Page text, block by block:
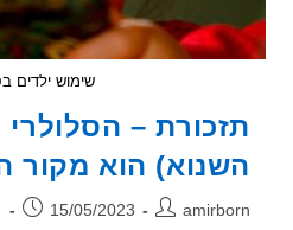
שימוש ילדים בסלולרי
– הסלולרי
הוא מקור
פורסם:
15/05/2023